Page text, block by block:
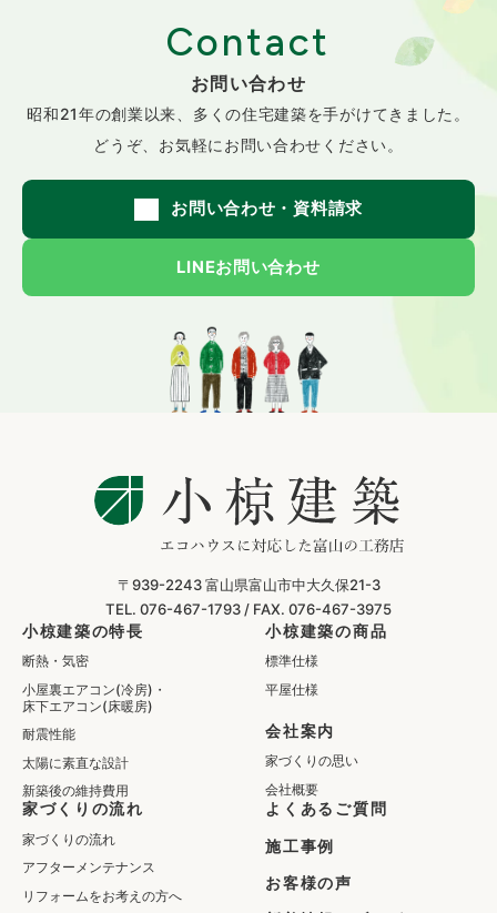
Contact
お問い合わせ
昭和21年の創業以来、 多くの住宅建築を手がけてきました。
どうぞ、お気軽にお問い合わせください。
お問い合わせ・資料請求
LINEお問い合わせ
〒939-2243富山県富山市中大久保21-3
TEL. 076-467-1793 / FAX. 076-467-3975
小椋建築の特長
断熱・気密
小屋裏エアコン(冷房)・
床下エアコン(床暖房)
耐震性能
太陽に素直な設計
新築後の維持費用
小椋建築の商品
標準仕様
平屋仕様
会社案内
家づくりの思い
会社概要
家づくりの流れ
家づくりの流れ
アフターメンテナンス
リフォームをお考えの方へ
よくあるご質問
施工事例
お客様の声